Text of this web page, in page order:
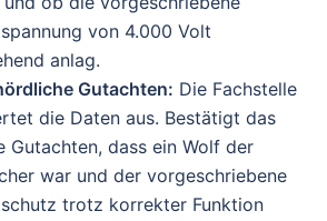
von 4.000 Volt
anlag.
Gutachten: Die Fachstelle
die Daten aus. Bestätigt das
Gutachten, dass ein Wolf der
war und der vorgeschriebene
trotz korrekter Funktion